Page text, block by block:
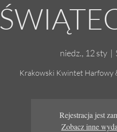
niedz., 12 sty
  |
Krakowski Kwintet Harfowy
Rejestracja jest
Zobacz inne